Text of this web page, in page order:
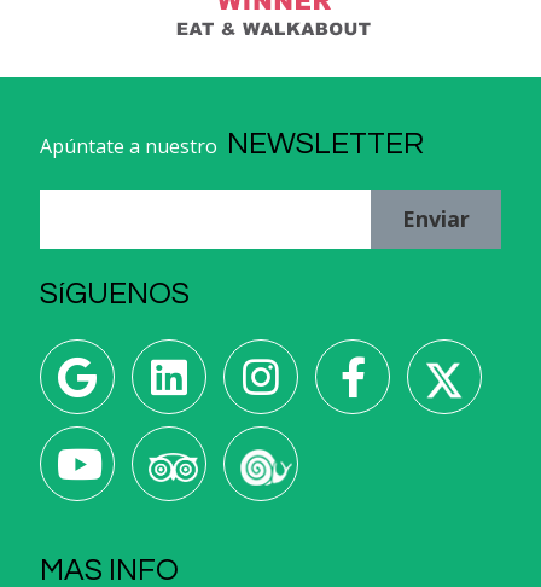
Apúntate a nuestro NEWSLETTER
Enviar
SíGUENOS
MAS INFO